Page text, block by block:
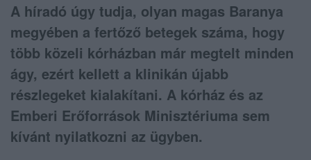
A híradó úgy tudja, olyan magas Baranya
megyében a fertőző betegek száma, hogy
több közeli kórházban már megtelt minden
ágy, ezért kellett a klinikán újabb
részlegeket kialakítani. A kórház és az
Emberi Erőforrások Minisztériuma sem
kívánt nyilatkozni az ügyben.